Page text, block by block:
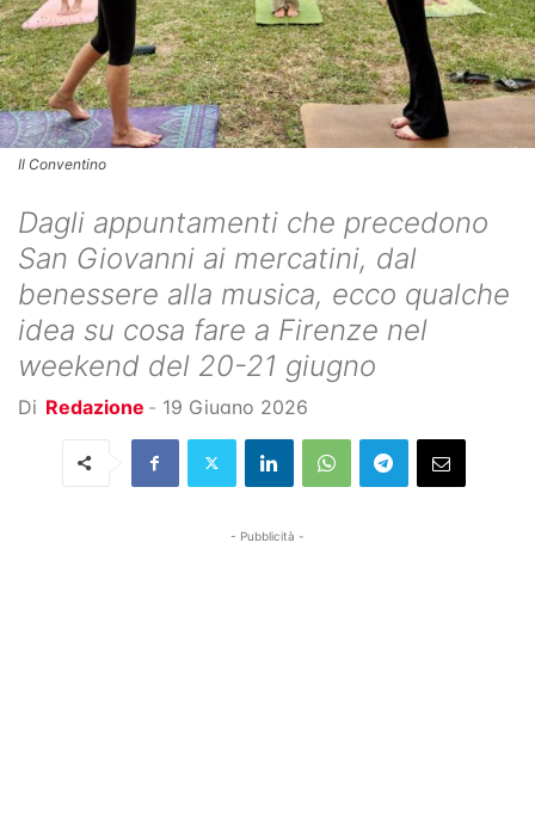
Il Conventino
Dagli appuntamenti che precedono
San Giovanni ai mercatini, dal
benessere alla musica, ecco qualche
idea su cosa fare a Firenze nel
weekend del 20-21 giugno
Di Redazione - 19 Giugno 2026
- Pubblicità -